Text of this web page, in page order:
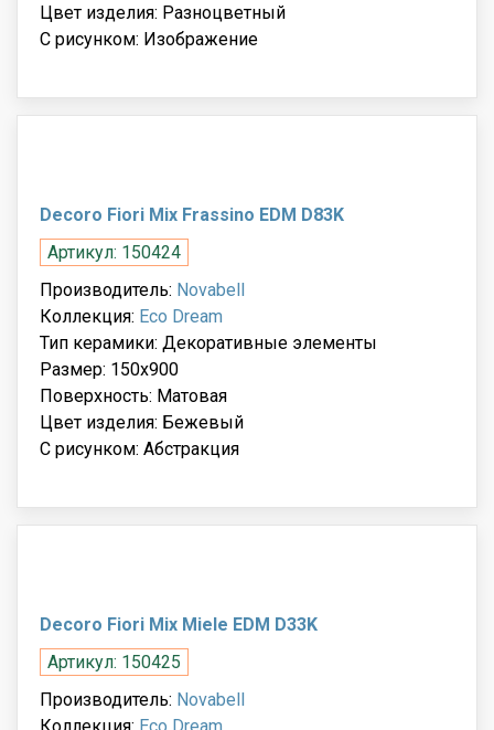
Цвет изделия: Разноцветный
С рисунком: Изображение
Decoro Fiori Mix Frassino EDM D83K
Артикул: 150424
Производитель: Novabell
Коллекция: Eco Dream
Тип керамики: Декоративные элементы
Размер: 150x900
Поверхность: Матовая
Цвет изделия: Бежевый
С рисунком: Абстракция
Decoro Fiori Mix Miele EDM D33K
Артикул: 150425
Производитель: Novabell